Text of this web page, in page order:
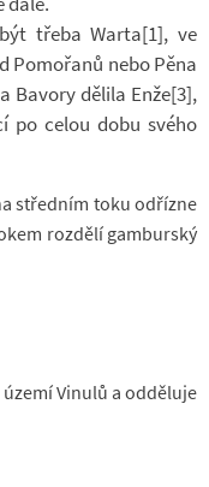
třeba Warta[1], ve
Po­mo­řanů nebo Pěna
Ba­vory dě­lila Enže[3],
po celou dobu svého
střed­ním toku od­řízne
roz­dělí gam­bur­ský
Vi­nulů a od­dě­luje